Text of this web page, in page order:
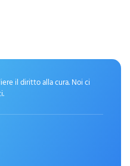
il diritto alla cura. Noi ci